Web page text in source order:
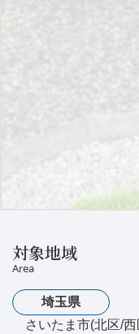
対象地域
Area
埼玉県
さいたま市(北区/